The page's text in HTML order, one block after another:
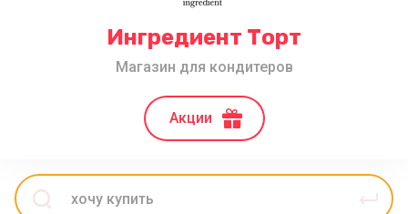
Ингредиент Торт
Магазин для кондитеров
Акции